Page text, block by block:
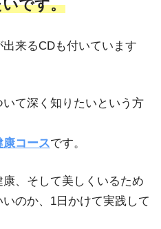
です。
来るCDも付いています
て深く知りたいという方
康コースです。
、そして美しくいるため
のか、1日かけて実践して